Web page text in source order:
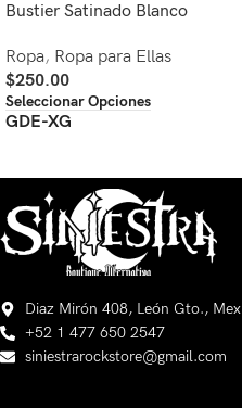
Bustier Satinado Blanco
Ropa, Ropa para Ellas
$250.00
Seleccionar Opciones
GDE-XG
Diaz Mirón 408, León Gto., Mex
+52 1 477 650 2547
siniestrarockstore@gmail.com